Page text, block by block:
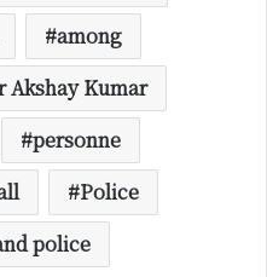
among
Akshay Kumar
personne
Police
police